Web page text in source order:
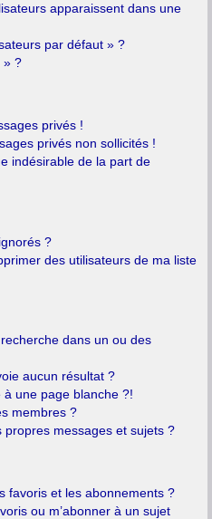
apparaissent dans une
par défaut » ?
» ?
privés !
privés non sollicités !
indésirable de la part de
?
des utilisateurs de ma liste
dans un ou des
aucun résultat ?
une page blanche ?!
membres ?
messages et sujets ?
favoris et les abonnements ?
ou m’abonner à un sujet